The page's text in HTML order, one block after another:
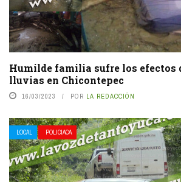
Humilde familia sufre los efectos
lluvias en Chicontepec
16/03/2023 POR LA REDACCIÓN
LOCAL POLICIACA